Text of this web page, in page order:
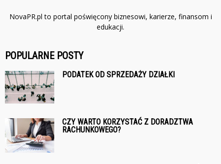
NovaPR.pl to portal poświęcony biznesowi, karierze, finansom i
edukacji.
POPULARNE POSTY
PODATEK OD SPRZEDAŻY DZIAŁKI
CZY WARTO KORZYSTAĆ Z DORADZTWA
RACHUNKOWEGO?